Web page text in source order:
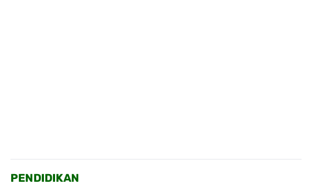
PENDIDIKAN